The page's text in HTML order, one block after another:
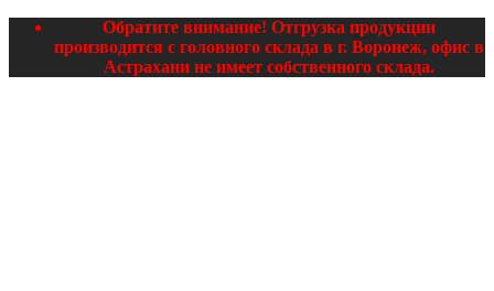
Обратите внимание! Отгрузка продукции
производится с головного склада в г. Воронеж, офис в
Астрахани не имеет собственного склада.